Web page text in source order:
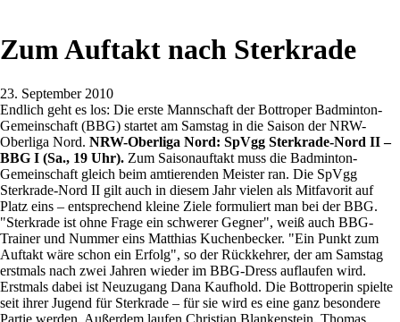
Zum Auftakt nach Sterkrade
23. September 2010
Endlich geht es los: Die erste Mannschaft der Bottroper Badminton-
Gemeinschaft (BBG) startet am Samstag in die Saison der NRW-
Oberliga Nord. NRW-Oberliga Nord: SpVgg Sterkrade-Nord II –
BBG I (Sa., 19 Uhr). Zum Saisonauftakt muss die Badminton-
Gemeinschaft gleich beim amtierenden Meister ran. Die SpVgg
Sterkrade-Nord II gilt auch in diesem Jahr vielen als Mitfavorit auf
Platz eins – entsprechend kleine Ziele formuliert man bei der BBG.
"Sterkrade ist ohne Frage ein schwerer Gegner", weiß auch BBG-
Trainer und Nummer eins Matthias Kuchenbecker. "Ein Punkt zum
Auftakt wäre schon ein Erfolg", so der Rückkehrer, der am Samstag
erstmals nach zwei Jahren wieder im BBG-Dress auflaufen wird.
Erstmals dabei ist Neuzugang Dana Kaufhold. Die Bottroperin spielte
seit ihrer Jugend für Sterkrade – für sie wird es eine ganz besondere
Partie werden. Außerdem laufen Christian Blankenstein, Thomas